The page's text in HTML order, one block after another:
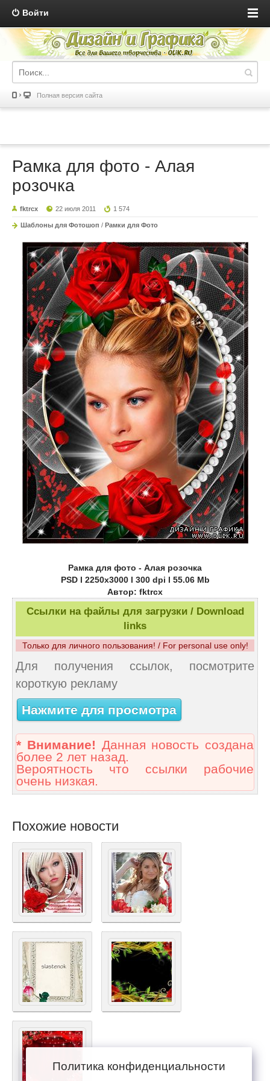
Войти
Полная версия сайта
Рамка для фото - Алая
розочка
fktrcx 22 июля 2011 1 574
Шаблоны для Фотошоп / Рамки для Фото
Рамка для фото - Алая розочка
PSD l 2250x3000 l 300 dpi l 55.06 Mb
Автор: fktrcx
Ссылки на файлы для загрузки / Download
links
Только для личного пользования! / For personal use only!
Для получения ссылок, посмотрите
короткую рекламу
Нажмите для просмотра
* Внимание! Данная новость создана
более 2 лет назад.
Вероятность что ссылки рабочие
очень низкая.
Похожие новости
Политика конфиденциальности